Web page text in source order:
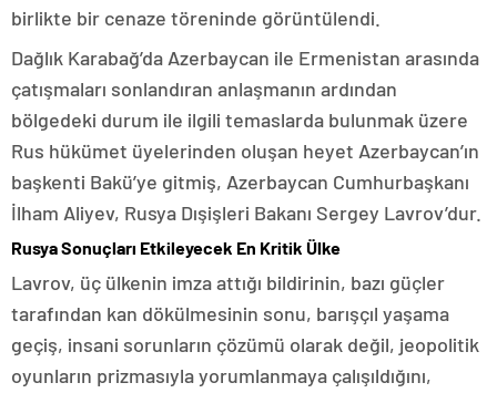
birlikte bir cenaze töreninde görüntülendi.
Dağlık Karabağ’da Azerbaycan ile Ermenistan arasında
çatışmaları sonlandıran anlaşmanın ardından
bölgedeki durum ile ilgili temaslarda bulunmak üzere
Rus hükümet üyelerinden oluşan heyet Azerbaycan’ın
başkenti Bakü’ye gitmiş, Azerbaycan Cumhurbaşkanı
İlham Aliyev, Rusya Dışişleri Bakanı Sergey Lavrov’dur.
Rusya Sonuçları Etkileyecek En Kritik Ülke
Lavrov, üç ülkenin imza attığı bildirinin, bazı güçler
tarafından kan dökülmesinin sonu, barışçıl yaşama
geçiş, insani sorunların çözümü olarak değil, jeopolitik
oyunların prizmasıyla yorumlanmaya çalışıldığını,